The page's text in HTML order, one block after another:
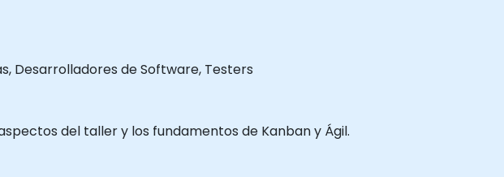
Desarrolladores de Software, Testers
del taller y los fundamentos de Kanban y Ágil.